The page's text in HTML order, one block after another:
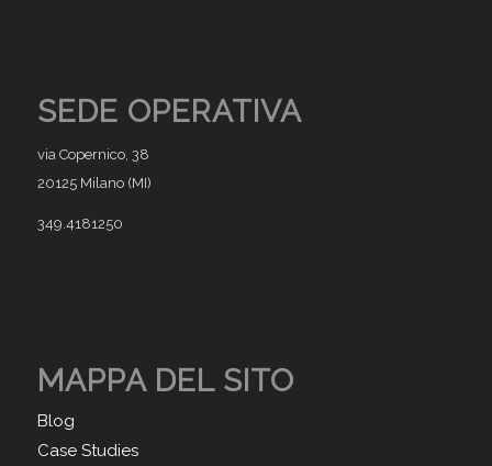
SEDE OPERATIVA
via Copernico, 38
20125 Milano (MI)
349.4181250
MAPPA DEL SITO
Blog
Case Studies